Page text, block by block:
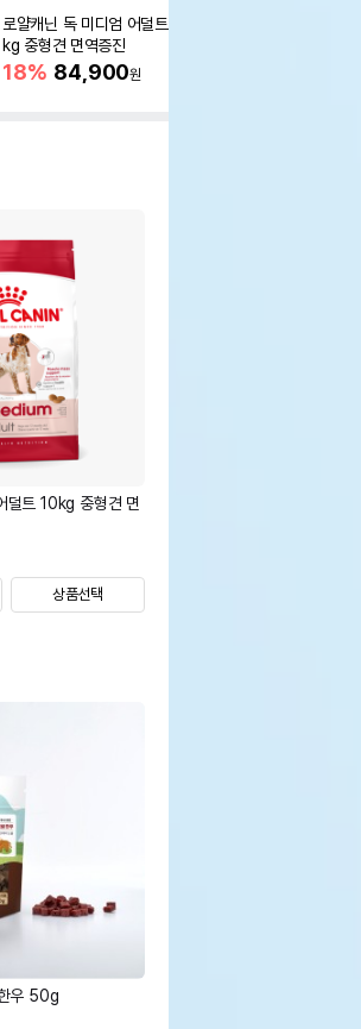
로얄캐닌 독 미디엄 어덜트 10
kg 중형견 면역증진
18% 84,900원
덜트 10kg 중형견 면
상품선택
우 50g